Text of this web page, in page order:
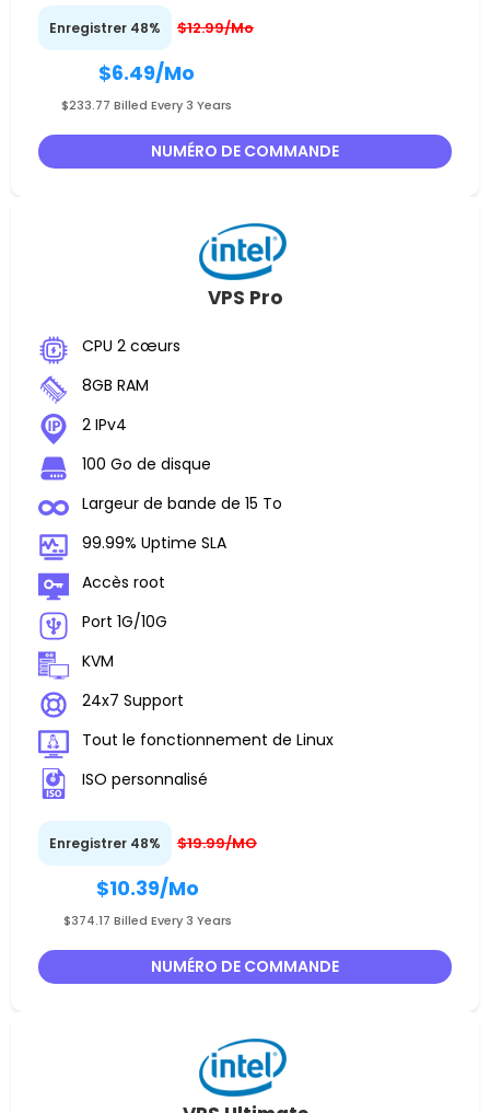
Enregistrer 48% $12.99/Mo
$6.49/Mo
$233.77 Billed Every 3 Years
NUMÉRO DE COMMANDE
VPS Pro
CPU 2 cœurs
8GB RAM
2 IPv4
100 Go de disque
Largeur de bande de 15 To
99.99% Uptime SLA
Accès root
Port 1G/10G
KVM
24x7 Support
Tout le fonctionnement de Linux
ISO personnalisé
Enregistrer 48% $19.99/MO
$10.39/Mo
$374.17 Billed Every 3 Years
NUMÉRO DE COMMANDE